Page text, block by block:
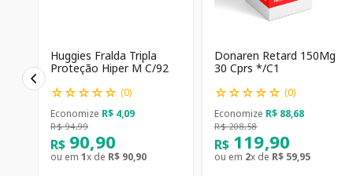
Huggies Fralda Tripla
Proteção Hiper M C/92
☆☆☆☆☆ (0)
Economize R$ 4,09
R$ 94,99
R$ 90,90
ou em 1x de R$ 90,90
Donaren Retard 150Mg
30 Cprs */C1
☆☆☆☆☆ (0)
Economize R$ 88,68
R$ 208,58
R$ 119,90
ou em 2x de R$ 59,95